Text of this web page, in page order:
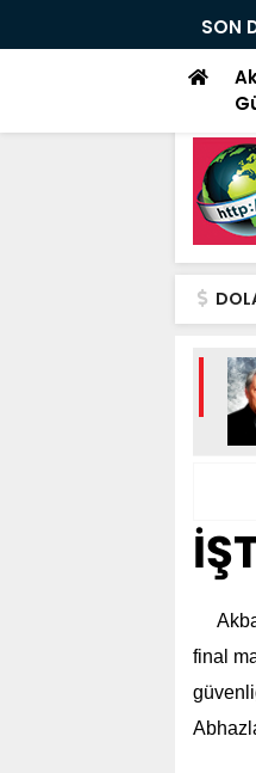
SON
final